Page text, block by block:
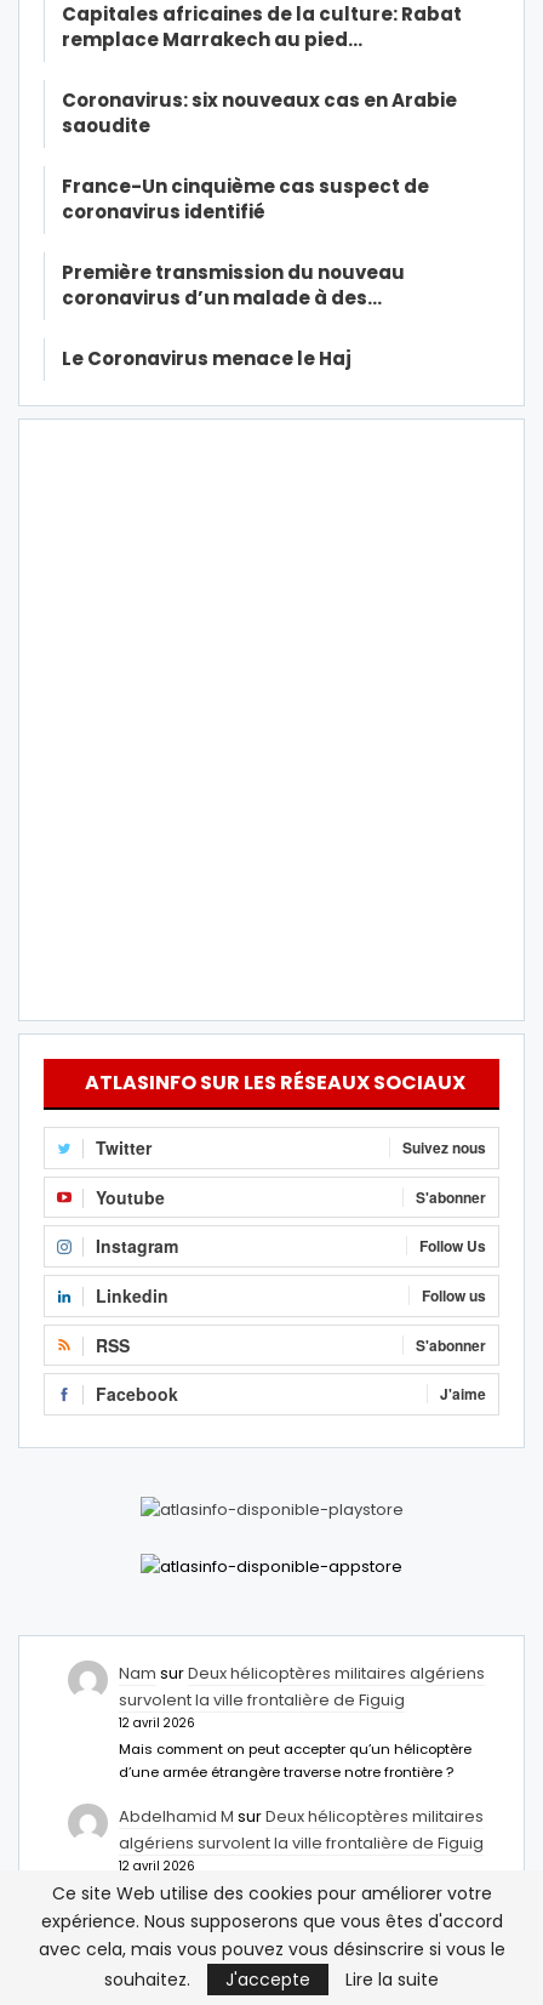
Capitales africaines de la culture: Rabat
remplace Marrakech au pied…
Coronavirus: six nouveaux cas en Arabie
saoudite
France-Un cinquième cas suspect de
coronavirus identifié
Première transmission du nouveau
coronavirus d’un malade à des…
Le Coronavirus menace le Haj
ATLASINFO SUR LES RÉSEAUX SOCIAUX
Twitter Suivez nous
Youtube S'abonner
Instagram Follow Us
Linkedin Follow us
RSS S'abonner
Facebook J'aime
Nam surDeux hélicoptères militaires algériens
survolent la ville frontalière de Figuig
12 avril 2026
Mais comment on peut accepter qu’un hélicoptère
d’une armée étrangère traverse notre frontière ?
Abdelhamid M surDeux hélicoptères militaires
algériens survolent la ville frontalière de Figuig
12 avril 2026
Il faut installer des anti missiles à Figuig c
inacceptable
مصر تمنح تأشيرة مدتها خمس سنوات للمغاربة – نبض
اخبارsurÉgypte: Une nouvelle option de visa
Ce site Web utilise des cookies pour améliorer votre
expérience. Nous supposerons que vous êtes d'accord
avec cela, mais vous pouvez vous désinscrire si vous le
souhaitez.
J'accepte Lire la suite